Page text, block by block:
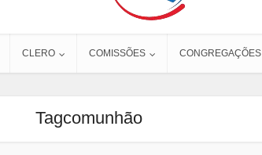
CLERO COMISSÕES CONGREGAÇÕES
Tagcomunhão